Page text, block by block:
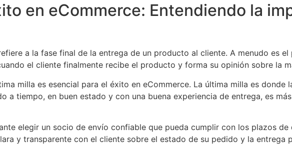
en eCommerce: Entendiendo la
a la fase final de la entrega de un producto al cliente. A menudo es
el cliente finalmente recibe el producto y forma su opinión sobre la
milla es esencial para el éxito en eCommerce. La última milla es donde
a tiempo, en buen estado y con una buena experiencia de entrega, es
elegir un socio de envío confiable que pueda cumplir con los plazos
y transparente con el cliente sobre el estado de su pedido y la entrega